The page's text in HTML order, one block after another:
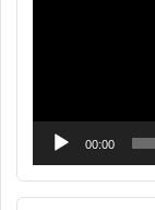
00:00